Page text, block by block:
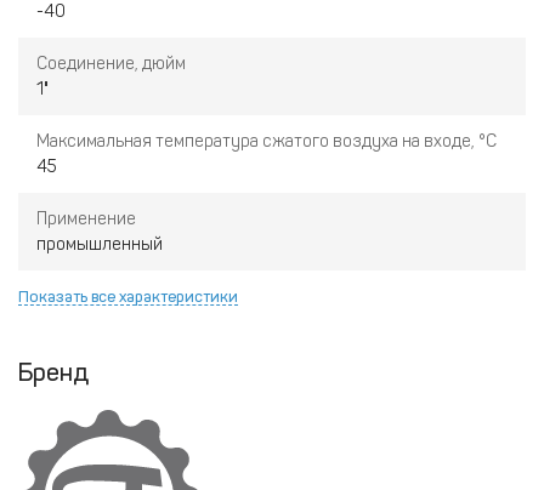
-40
Соединение, дюйм
1"
Максимальная температура сжатого воздуха на входе, °C
45
Применение
промышленный
Показать все характеристики
Бренд